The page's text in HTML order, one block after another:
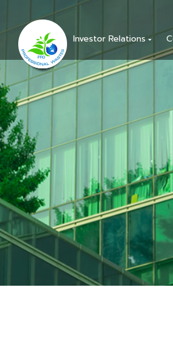
Investor Relationsarrow_drop_down